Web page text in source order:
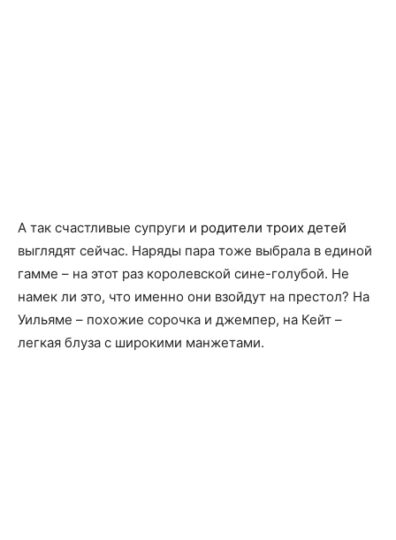
А так счастливые супруги и родители троих детей
выглядят сейчас. Наряды пара тоже выбрала в единой
гамме – на этот раз королевской сине-голубой. Не
намек ли это, что именно они взойдут на престол? На
Уильяме – похожие сорочка и джемпер, на Кейт –
легкая блуза с широкими манжетами.